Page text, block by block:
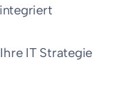
IT Strategie